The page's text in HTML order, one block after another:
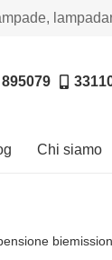
Chi siamo